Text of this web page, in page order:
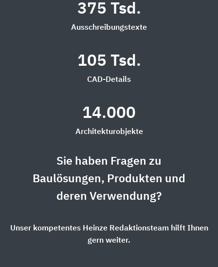
375 Tsd.
Ausschreibungstexte
105 Tsd.
CAD-Details
14.000
Architekturobjekte
Sie haben Fragen zu
Baulösungen, Produkten und
deren Verwendung?
Unser kompetentes Heinze Redaktionsteam hilft Ihnen
gern weiter.